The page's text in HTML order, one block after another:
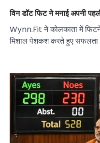
विन डॉट फिट ने मनाई अपनी
Wynn.Fit ने कोलकाता में
मिशाल पेशकश करते हुए सफलता